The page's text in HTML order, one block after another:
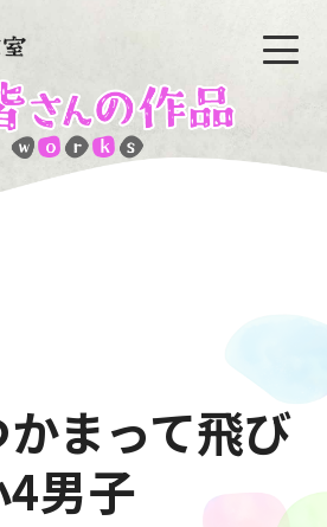
まって飛び
男子